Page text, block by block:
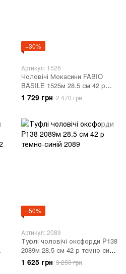
−30%
Артикул: 1526
Чоловічі Мокасини FABIO
BASILE 1525м 28.5 см 42 р
коричневий 1526
1 729 грн 2 470 грн
−50%
Артикул: 2089
Туфлі чоловічі оксфорди P138
2089м 28.5 см 42 р темно-синій
2089
1 625 грн 3 250 грн